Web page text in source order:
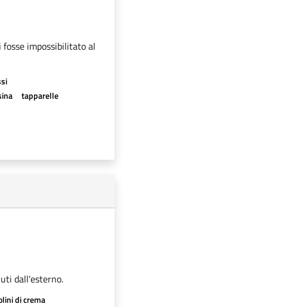
impossibilitato al
tapparelle
dall'esterno.
di crema